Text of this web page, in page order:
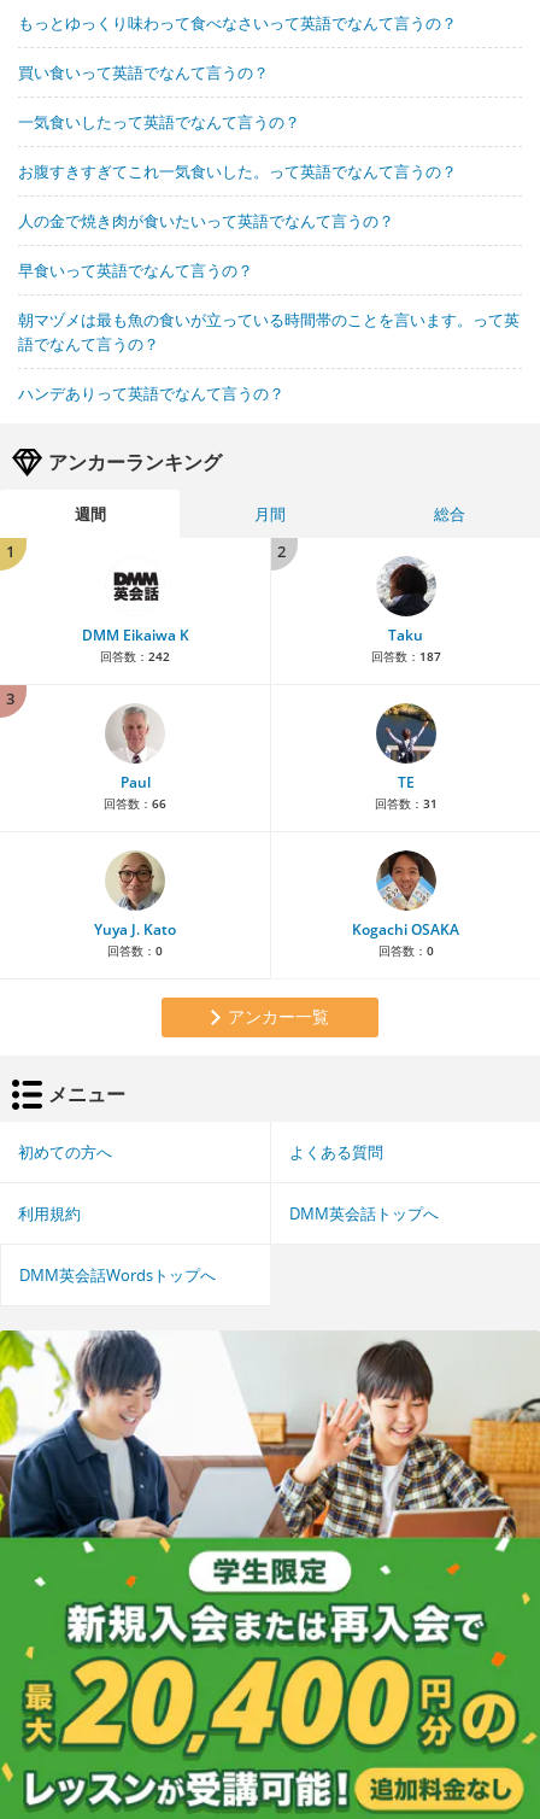
もっとゆっくり味わって食べなさいって英語でなんて言うの？
買い食いって英語でなんて言うの？
一気食いしたって英語でなんて言うの？
お腹すきすぎてこれ一気食いした。って英語でなんて言うの？
人の金で焼き肉が食いたいって英語でなんて言うの？
早食いって英語でなんて言うの？
朝マヅメは最も魚の食いが立っている時間帯のことを言います。って英
語でなんて言うの？
ハンデありって英語でなんて言うの？
アンカーランキング
週間 月間
総合
1
DMM Eikaiwa K
回答数： 242
2
Taku
回答数： 187
3
Paul
回答数： 66
TE
回答数： 31
Yuya J. Kato
回答数： 0
Kogachi OSAKA
回答数： 0
アンカー一覧
メニュー
初めての方へ よくある質問
利用規約 DMM英会話トップへ
DMM英会話Wordsトップへ